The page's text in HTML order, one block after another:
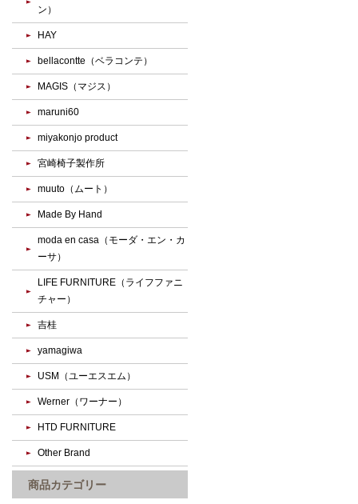
ン）
HAY
bellacontte（ベラコンテ）
MAGIS（マジス）
maruni60
miyakonjo product
宮崎椅子製作所
muuto（ムート）
Made By Hand
moda en casa（モーダ・エン・カ
ーサ）
LIFE FURNITURE（ライフファニ
チャー）
吉桂
yamagiwa
USM（ユーエスエム）
Werner（ワーナー）
HTD FURNITURE
Other Brand
商品カテゴリー